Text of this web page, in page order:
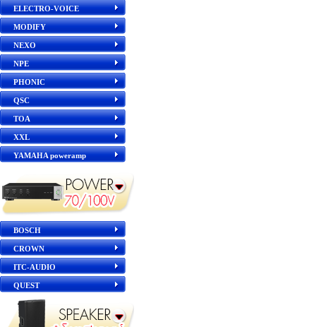
ELECTRO-VOICE
MODIFY
NEXO
NPE
PHONIC
QSC
TOA
XXL
YAMAHA poweramp
BOSCH
CROWN
ITC-AUDIO
QUEST